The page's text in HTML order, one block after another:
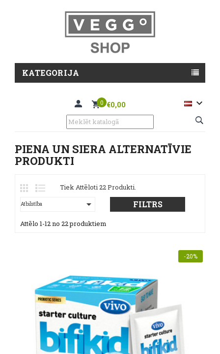
KATEGORIJA

0 €0,00
PIENA UN SIERA ALTERNATĪVIE
PRODUKTI
Tiek Attēloti 22 Produkti.
Atbilstība  FILTRS
Attēlo 1-12 no 22 produktiem
-20%